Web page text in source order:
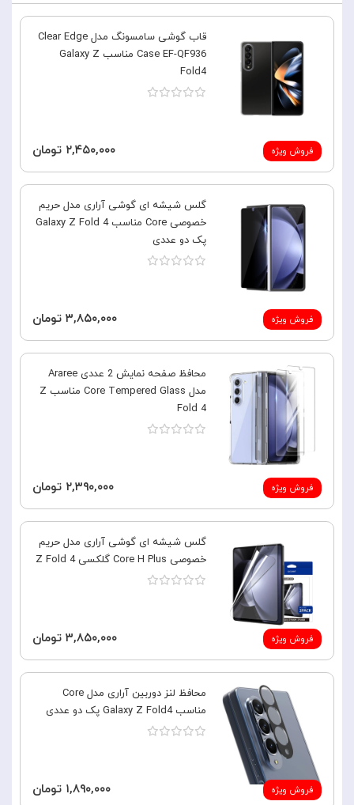
فروش ویژه
قاب گوشی سامسونگ مدل Clear Edge
Case EF-QF936 مناسب Galaxy Z
Fold4
۲,۴۵۰,۰۰۰ تومان
فروش ویژه
گلس شیشه ای گوشی آراری مدل حریم
خصوصی Core مناسب Galaxy Z Fold 4
پک دو عددی
۳,۸۵۰,۰۰۰ تومان
فروش ویژه
محافظ صفحه نمایش 2 عددی Araree
مدل Core Tempered Glass مناسب Z
Fold 4
۲,۳۹۰,۰۰۰ تومان
فروش ویژه
گلس شیشه ای گوشی آراری مدل حریم
خصوصی Core H Plus گلکسی Z Fold 4
۳,۸۵۰,۰۰۰ تومان
فروش ویژه
محافظ لنز دوربین آراری مدل Core
مناسب Galaxy Z Fold4 پک دو عددی
۱,۸۹۰,۰۰۰ تومان